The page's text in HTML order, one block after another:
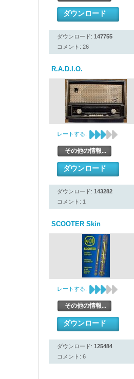
ダウンロード
ダウンロード: 147755
コメント: 26
R.A.D.I.O.
レートする:
その他の情報...
ダウンロード
ダウンロード: 143282
コメント: 1
SCOOTER Skin
レートする:
その他の情報...
ダウンロード
ダウンロード: 125484
コメント: 6